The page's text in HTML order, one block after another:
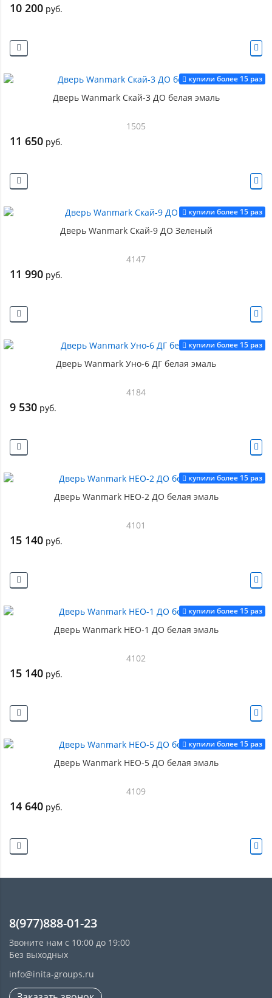
10 200 руб.
купили более 15 раз
Дверь Wanmark Скай-3 ДО белая эмаль
1505
11 650 руб.
купили более 15 раз
Дверь Wanmark Скай-9 ДО Зеленый
4147
11 990 руб.
купили более 15 раз
Дверь Wanmark Уно-6 ДГ белая эмаль
4184
9 530 руб.
купили более 15 раз
Дверь Wanmark НЕО-2 ДО белая эмаль
4101
15 140 руб.
купили более 15 раз
Дверь Wanmark НЕО-1 ДО белая эмаль
4102
15 140 руб.
купили более 15 раз
Дверь Wanmark НЕО-5 ДО белая эмаль
4109
14 640 руб.
8(977)888-01-23
Звоните нам с 10:00 до 19:00
Без выходных
info@inita-groups.ru